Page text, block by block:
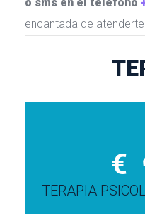
encantada de
€
TERAPIA